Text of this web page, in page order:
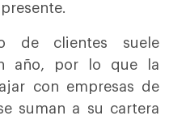
de clientes suele
año, por lo que la
con empresas de
suman a su cartera